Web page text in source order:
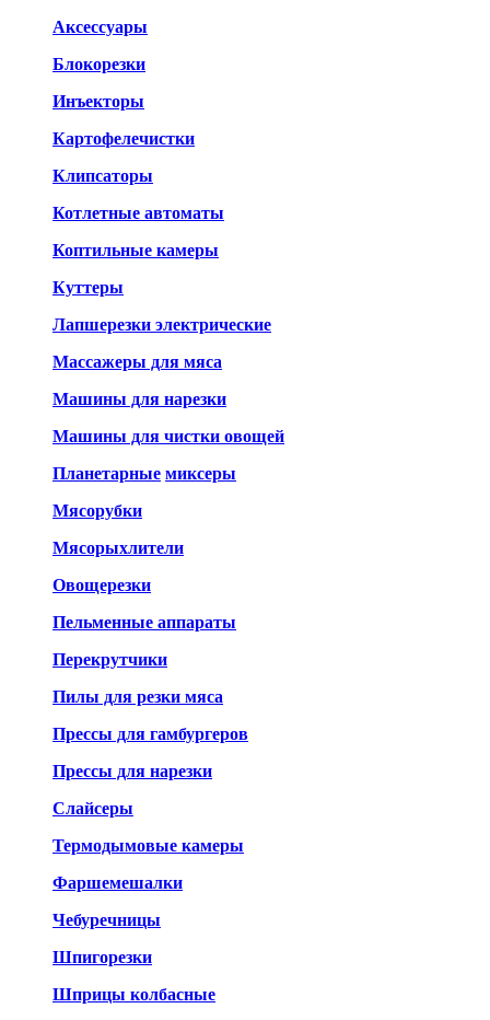
Аксессуары
Блокорезки
Инъекторы
Картофелечистки
Клипсаторы
Котлетные автоматы
Коптильные камеры
Куттеры
Лапшерезки электрические
Массажеры для мяса
Машины для нарезки
Машины для чистки овощей
Планетарные миксеры
Мясорубки
Мясорыхлители
Овощерезки
Пельменные аппараты
Перекрутчики
Пилы для резки мяса
Прессы для гамбургеров
Прессы для нарезки
Слайсеры
Термодымовые камеры
Фаршемешалки
Чебуречницы
Шпигорезки
Шприцы колбасные